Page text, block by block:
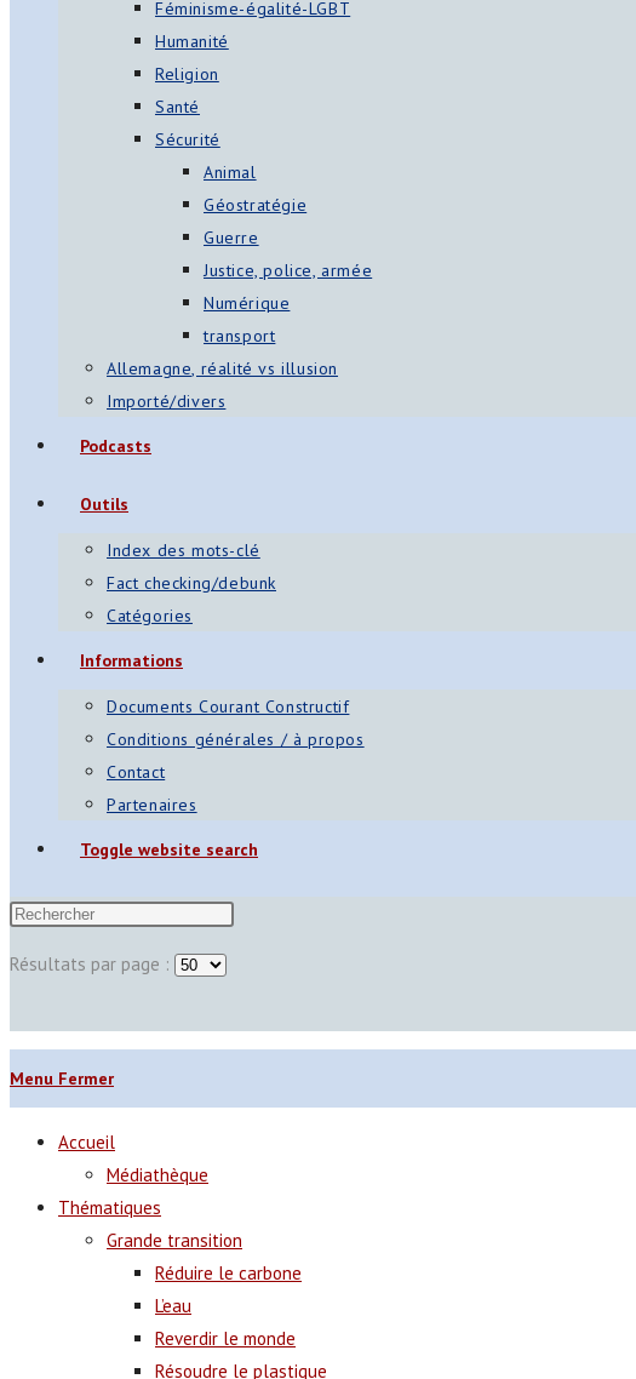
Féminisme-égalité-LGBT
Humanité
Religion
Santé
Sécurité
Animal
Géostratégie
Guerre
Justice, police, armée
Numérique
transport
Allemagne, réalité vs illusion
Importé/divers
Podcasts
Outils
Index des mots-clé
Fact checking/debunk
Catégories
Informations
Documents Courant Constructif
Conditions générales / à propos
Contact
Partenaires
Toggle website search
Résultats par page :
Menu Fermer
Accueil
Médiathèque
Thématiques
Grande transition
Réduire le carbone
L’eau
Reverdir le monde
Résoudre le plastique